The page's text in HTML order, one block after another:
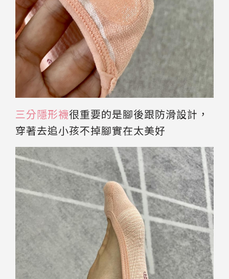
三分隱形襪很重要的是腳後跟防滑設計，
穿著去追小孩不掉腳實在太美好